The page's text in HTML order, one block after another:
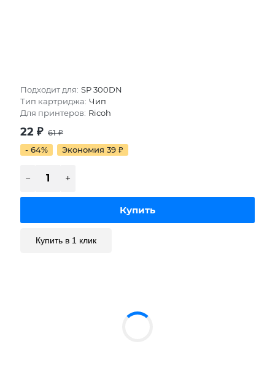
Подходит для: SP 300DN
Тип картриджа: Чип
Для принтеров: Ricoh
22 ₽ 61₽
- 64%
Экономия 39 ₽
Купить в 1 клик